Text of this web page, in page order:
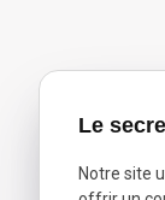
Le
Notre site